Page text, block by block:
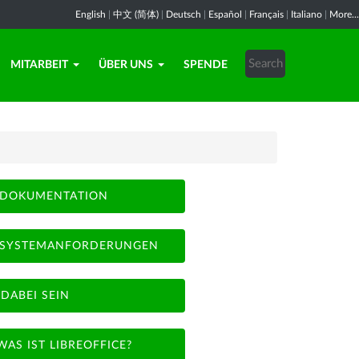
English 中文 (简体) Deutsch Español Français Italiano More...
MITARBEIT ÜBER UNS SPENDE
DOKUMENTATION
SYSTEMANFORDERUNGEN
DABEI SEIN
IST LIBREOFFICE?